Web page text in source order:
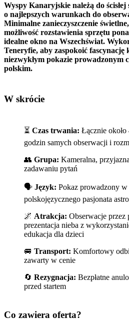
Wyspy Kanaryjskie należą do
o najlepszych warunkach do
Minimalne zanieczyszczenie
możliwość rozstawienia sprzętu
idealne okno na Wszechświat.
Teneryfie, aby zaspokoić fascynację
niezwykłym pokazie prowadzonym
polskim.
W skrócie
⏳ Czas trwania: Łącznie
godzin samych obserwacji i
👥 Grupa: Kameralna,
zadawaniu pytań
🗣️ Język: Pokaz prowadzony w
polskojęzycznego pasjonata
🌌 Atrakcja: Obserwacje przez
prezentacja nieba z
edukacja dla dzieci
🚐 Transport: Komfortowy
zawarty w cenie
🔄 Rezygnacja: Bezpłatne
przed startem
Co zawiera oferta?